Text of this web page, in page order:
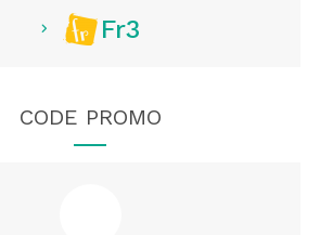
Fr3
CODE PROMO